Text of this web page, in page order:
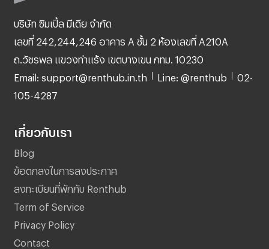
บริษัท ซิมเปิ้ล มีเดีย จำกัด
เลขที่ 242,244,246 อาคาร A ชั้น 2 ห้องเลขที่ A210A
ถ.วัชรพล แขวงท่าแร้ง เขตบางเขน กทม. 10230
Email: support@renthub.in.th Line: @renthub 02-
105-4287
เกี่ยวกับเรา
Blog
ข้อตกลงในการลงประกาศ
ลงทะเบียนที่พักกับ Renthub
Term of Service
Privacy Policy
Contact